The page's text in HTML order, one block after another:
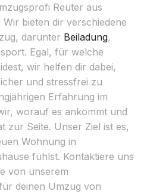
Reuter aus
bieten dir verschiedene
darunter Beiladung,
Egal, für welche
wir helfen dir dabei,
und stressfrei zu
Erfahrung im
worauf es ankommt und
zur Seite. Unser Ziel ist es,
Wohnung in
fühlst. Kontaktiere uns
von unserem
deinen Umzug von